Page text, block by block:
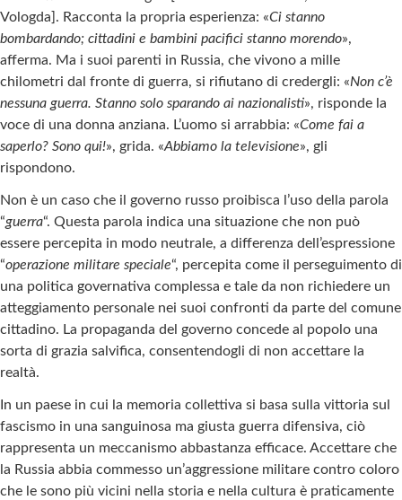
Vologda]. Racconta la propria esperienza: «Ci stanno
bombardando; cittadini e bambini pacifici stanno morendo»,
afferma. Ma i suoi parenti in Russia, che vivono a mille
chilometri dal fronte di guerra, si rifiutano di credergli: «Non c’è
nessuna guerra. Stanno solo sparando ai nazionalisti», risponde la
voce di una donna anziana. L’uomo si arrabbia: «Come fai a
saperlo? Sono qui!», grida. «Abbiamo la televisione», gli
rispondono.
Non è un caso che il governo russo proibisca l’uso della parola
“guerra“. Questa parola indica una situazione che non può
essere percepita in modo neutrale, a differenza dell’espressione
“operazione militare speciale“, percepita come il perseguimento di
una politica governativa complessa e tale da non richiedere un
atteggiamento personale nei suoi confronti da parte del comune
cittadino. La propaganda del governo concede al popolo una
sorta di grazia salvifica, consentendogli di non accettare la
realtà.
In un paese in cui la memoria collettiva si basa sulla vittoria sul
fascismo in una sanguinosa ma giusta guerra difensiva, ciò
rappresenta un meccanismo abbastanza efficace. Accettare che
la Russia abbia commesso un’aggressione militare contro coloro
che le sono più vicini nella storia e nella cultura è praticamente